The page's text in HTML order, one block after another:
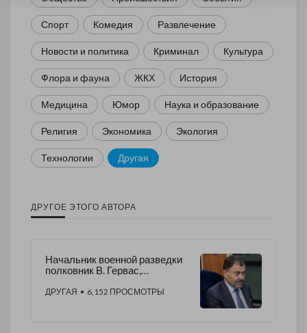
Спорт Комедия Развлечение
Новости и политика Криминал Культура
Флора и фауна ЖКХ История
Медицина Юмор Наука и образование
Религия Экономика Экология
Технологии Другая
ДРУГОЕ ЭТОГО АВТОРА
Начальник военной разведки
полковник В. Гервас,
министра обороны Молдовы
ДРУГАЯ • 6,152 ПРОСМОТРЫ